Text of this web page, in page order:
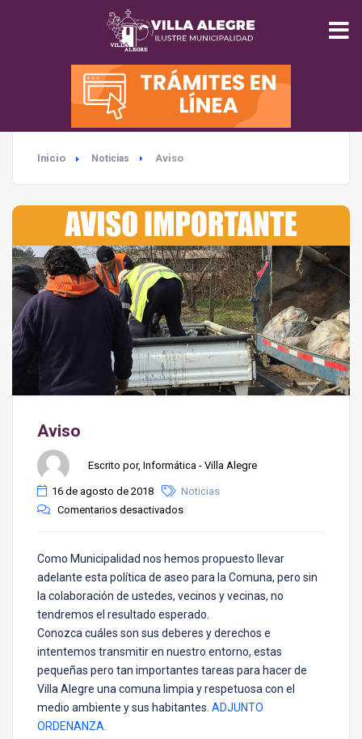
INICIO
MUNICIPALIDAD
EDUCACIÓN
SALUD
TURISMO
MEDIO AMBIENTE
Inicio Noticias Aviso
Aviso
Escrito por, Informática - Villa Alegre
16 de agosto de 2018
Noticias
Comentarios desactivados
Como Municipalidad nos hemos propuesto llevar
adelante esta política de aseo para la Comuna, pero sin
la colaboración de ustedes, vecinos y vecinas, no
tendremos el resultado esperado.
Conozca cuáles son sus deberes y derechos e
intentemos transmitir en nuestro entorno, estas
pequeñas pero tan importantes tareas para hacer de
Villa Alegre una comuna limpia y respetuosa con el
medio ambiente y sus habitantes. ADJUNTO
ORDENANZA.